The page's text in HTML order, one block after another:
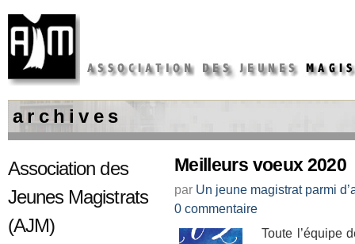
a r c h i v e s
Association des
Jeunes Magistrats
(AJM)
Meilleurs voeux 2020
par Un jeune magistrat parmi
0 commentaire
Toute l’équipe